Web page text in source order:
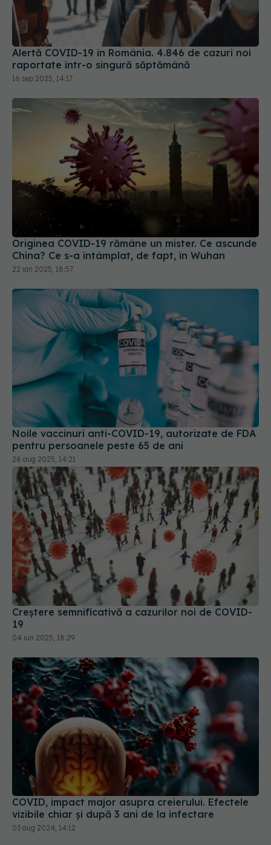
raportate într-o singură săptămână
16 sep 2025, 14:17
Originea COVID-19 rămâne un mister. Ce ascunde
China? Ce s-a întâmplat, de fapt, în Wuhan
22 ian 2025, 18:57
Noile vaccinuri anti-COVID-19, autorizate de FDA
pentru persoanele peste 65 de ani
28 aug 2025, 14:21
Creștere semnificativă a cazurilor noi de COVID-
19
04 iun 2025, 18:29
COVID, impact major asupra creierului. Efectele
vizibile chiar și după 3 ani de la infectare
03 aug 2024, 14:12